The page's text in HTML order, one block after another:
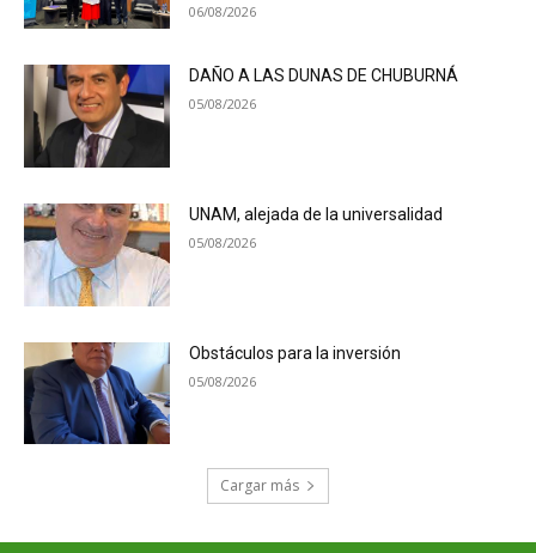
06/08/2026
DAÑO A LAS DUNAS DE CHUBURNÁ
05/08/2026
UNAM, alejada de la universalidad
05/08/2026
Obstáculos para la inversión
05/08/2026
Cargar más